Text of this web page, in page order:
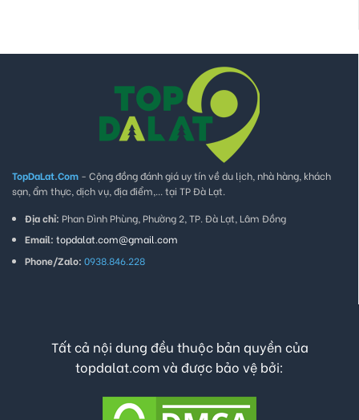
TopDaLat.Com - Cộng đồng đánh giá uy tín về du lịch, nhà hàng, khách
sạn, ẩm thực, dịch vụ, địa điểm,... tại TP Đà Lạt.
Địa chỉ: Phan Đình Phùng, Phường 2, TP. Đà Lạt, Lâm Đồng
Email: topdalat.com@gmail.com
Phone/Zalo: 0938.846.228
Tất cả nội dung đều thuộc bản quyền của
topdalat.com và được bảo vệ bởi: